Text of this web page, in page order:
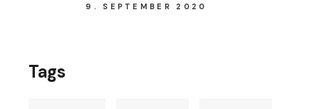
9. SEPTEMBER 2020
Tags